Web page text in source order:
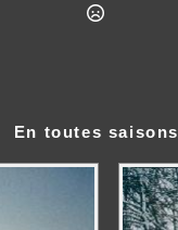
En toutes saisons